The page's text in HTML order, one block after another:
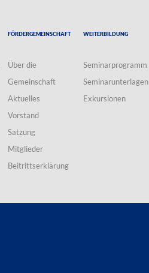
Fördergemeinschaft
Über die
Gemeinschaft
Aktuelles
Vorstand
Satzung
Mitglieder
Beitrittserklärung
Weiterbildung
Seminarprogramm
Seminarunterlagen
Exkursionen